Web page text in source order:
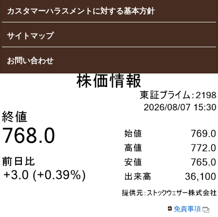
カスタマーハラスメントに対する基本方針
サイトマップ
お問い合わせ
免責事項